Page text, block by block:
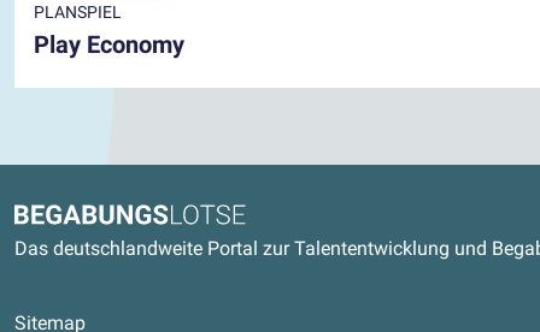
PLANSPIEL
Play Economy
Kontaktdaten und weitere Links
Begabungslotse
Das deutschlandweite Portal zur Talententwicklung und
Sitemap